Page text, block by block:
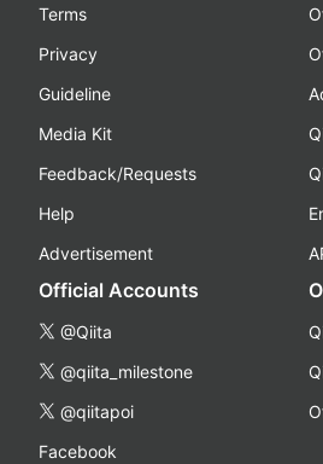
Terms
Privacy
Guideline
Media Kit
Feedback/Requests
Help
Advertisement
Official Accounts
@Qiita
@qiita_milestone
@qiitapoi
Facebook